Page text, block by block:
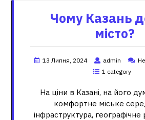
Чому Казань
місто?
13 Липня, 2024 admin
1 category
На ціни в Казані, на його
комфортне міське
інфраструктура,